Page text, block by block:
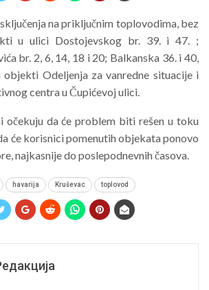
na priključnim toplovodima, bez
u ulici Dostojevskog br. 39. i 47. ;
br. 2, 6, 14, 18 i 20; Balkanska 36. i 40,
objekti Odeljenja za vanredne situacije i
centra u Čupićevoj ulici.
očekuju da će problem biti rešen u toku
će korisnici pomenutih objekata ponovo
najkasnije do poslepodnevnih časova.
havarija Kruševac toplovod